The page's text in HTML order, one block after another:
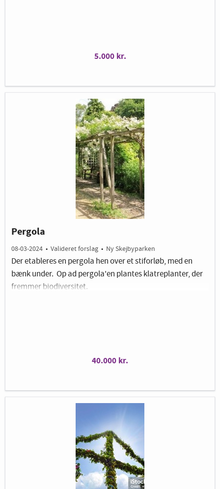
5.000 kr.
Pergola
08-03-2024 • Valideret forslag • Ny Skejbyparken
Der etableres en pergola hen over et stiforløb, med en
bænk under. Op ad pergola'en plantes klatreplanter, der
fremmer biodiversitet.
40.000 kr.